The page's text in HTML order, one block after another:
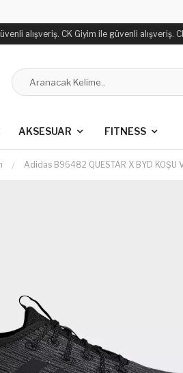
alışveriş. CK Giyim ile güvenli alışveriş.
AKSESUAR FITNESS
Adidas B96482 QUESTAR X BYD KOŞU